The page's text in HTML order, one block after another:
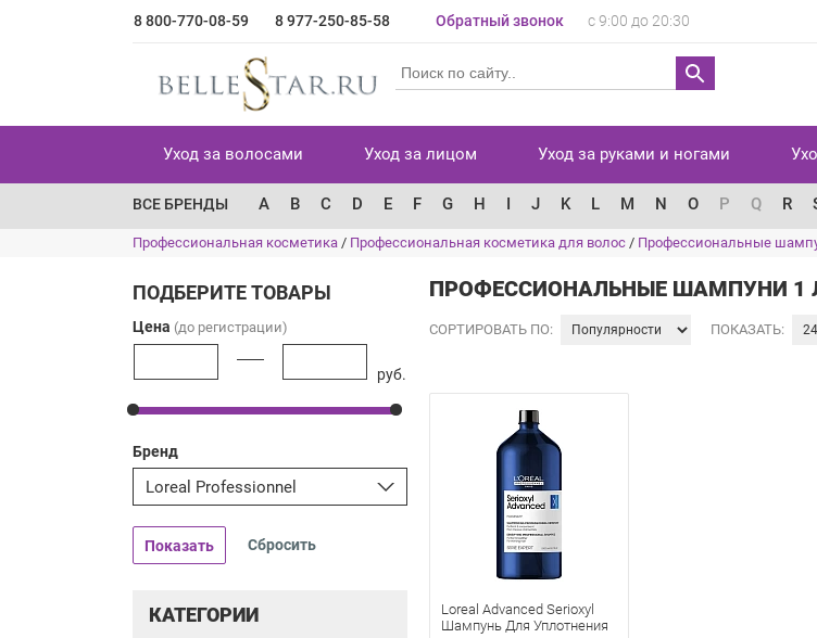
8 800-770-08-59 8 977-250-85-58 Обратный звонок с 9:00 до 20:30
Уход за волосами Уход за лицом Уход за руками и ногами
ВСЕ БРЕНДЫ A B C D E F G H I J K L M N O P Q R
Профессиональная косметика / Профессиональная косметика для волос / Профессиональные
ПОДБЕРИТЕ ТОВАРЫ
Цена (до регистрации)
руб.
Бренд
Loreal Professionnel
Показать
КАТЕГОРИИ
ПРОФЕССИОНАЛЬНЫЕ ШАМПУНИ 1
СОРТИРОВАТЬ ПО: ПОКАЗАТЬ:
Loreal Advanced Serioxyl
Шампунь Для Уплотнения